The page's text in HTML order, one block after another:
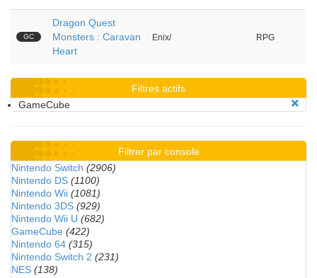
GC
Dragon Quest
Monsters : Caravan
Heart
Enix/ RPG
Filtres actifs
GameCube
Filtrer par console
Nintendo Switch (2906)
Nintendo DS (1100)
Nintendo Wii (1081)
Nintendo 3DS (929)
Nintendo Wii U (682)
GameCube (422)
Nintendo 64 (315)
Nintendo Switch 2 (231)
NES (138)